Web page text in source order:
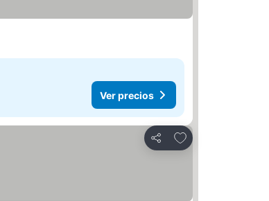
Ver precios
Compartir
Agregar a favoritos